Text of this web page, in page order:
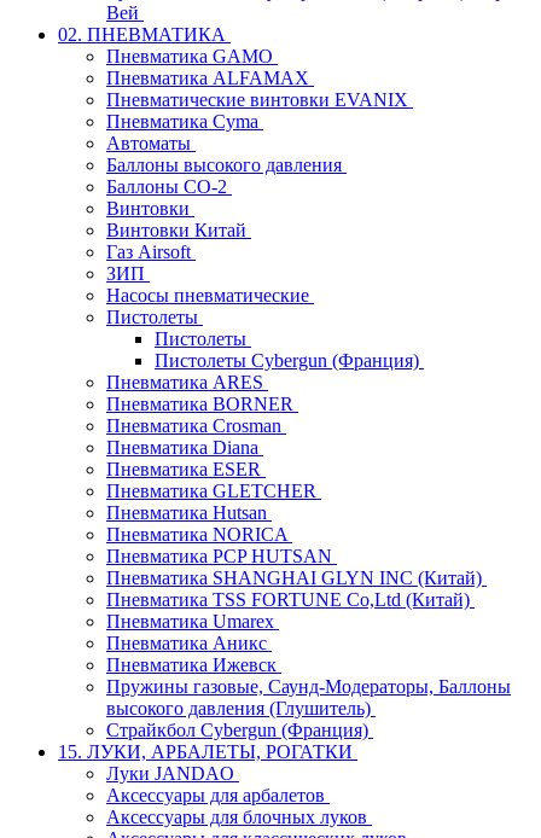
Вей
02. ПНЕВМАТИКА
Пневматика GAMO
Пневматика ALFAMAX
Пневматические винтовки EVANIX
Пневматика Cyma
Автоматы
Баллоны высокого давления
Баллоны СО-2
Винтовки
Винтовки Китай
Газ Airsoft
ЗИП
Насосы пневматические
Пистолеты
Пистолеты
Пистолеты Cybergun (Франция)
Пневматика ARES
Пневматика BORNER
Пневматика Crosman
Пневматика Diana
Пневматика ESER
Пневматика GLETCHER
Пневматика Hutsan
Пневматика NORICA
Пневматика PCP HUTSAN
Пневматика SHANGHAI GLYN INC (Китай)
Пневматика TSS FORTUNE Co,Ltd (Китай)
Пневматика Umarex
Пневматика Аникс
Пневматика Ижевск
Пружины газовые, Саунд-Модераторы, Баллоны
высокого давления (Глушитель)
Страйкбол Cybergun (Франция)
15. ЛУКИ, АРБАЛЕТЫ, РОГАТКИ
Луки JANDAO
Аксессуары для арбалетов
Аксессуары для блочных луков